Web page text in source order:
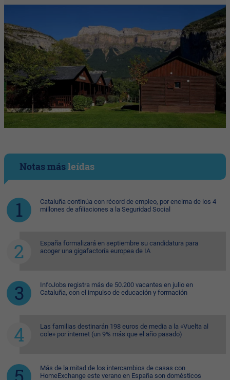
Notas másleídas
Cataluña continúa con récord de empleo, por encima de los 4
millones de afiliaciones a la Seguridad Social
España formalizará en septiembre su candidatura para
acoger una gigafactoría europea de IA
InfoJobs registra más de 50.200 vacantes en julio en
Cataluña, con el impulso de educación y formación
Las familias destinarán 198 euros de media a la «Vuelta al
cole» por internet (un 9% más que el año pasado)
Más de la mitad de los intercambios de casas con
HomeExchange este verano en España son domésticos